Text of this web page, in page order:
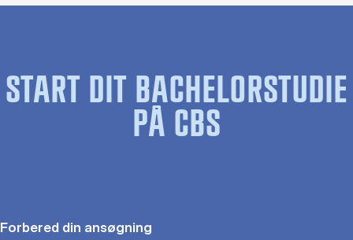
START DIT BACHELORSTUDIE
PÅ CBS
Forbered din ansøgning